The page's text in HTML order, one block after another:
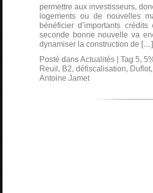
permettre aux investisseurs,
logements ou de nouvelles
bénéficier d’importants
seconde bonne nouvelle va
dynamiser la construction de […]
Posté dansActualités | Tag 5,
Reuil, B2, défiscalisation, Duflot,
Antoine Jamet